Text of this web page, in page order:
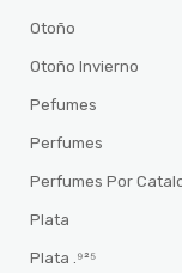
Otoño
Otoño Invierno
Pefumes
Perfumes
Perfumes Por
Plata
Plata .⁹²⁵